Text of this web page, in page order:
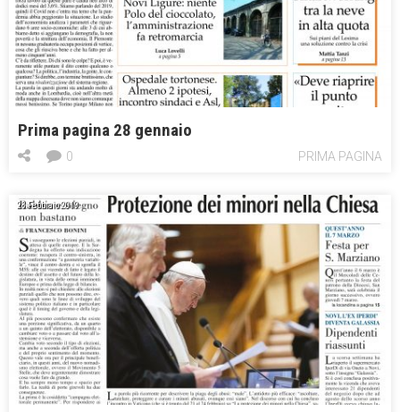
Prima pagina 28 gennaio
PRIMA PAGINA
0
28 Febbraio 2019